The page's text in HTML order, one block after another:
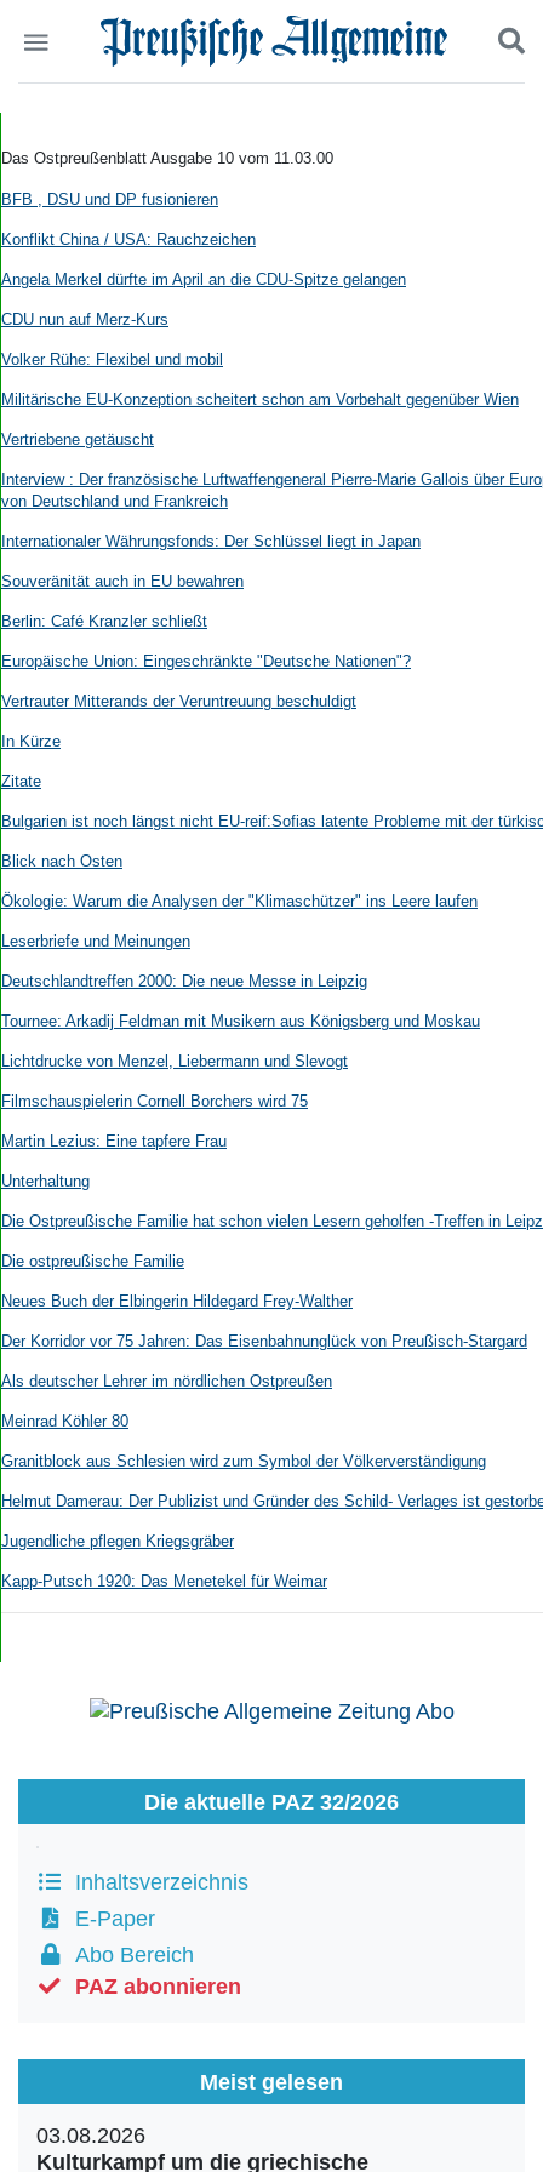
Start
Aktuelle Ausgabe
Abonnenten-Login
Archiv
Kultur
Gesellschaft
Geschichte
Berlin-Brandenburg
Schlesien
Das Ostpreußenblatt Ausgabe 10 vom 11.03.00
BFB , DSU und DP fusionieren
Konflikt China / USA: Rauchzeichen
Angela Merkel dürfte im April an die CDU-Spitze gelangen
CDU nun auf Merz-Kurs
Volker Rühe: Flexibel und mobil
Militärische EU-Konzeption scheitert schon am Vorbehalt gegenüber Wien
Vertriebene getäuscht
Interview : Der französische Luftwaffengeneral Pierre-Marie Gallois über
von Deutschland und Frankreich
Internationaler Währungsfonds: Der Schlüssel liegt in Japan
Souveränität auch in EU bewahren
Berlin: Café Kranzler schließt
Europäische Union: Eingeschränkte "Deutsche Nationen"?
Vertrauter Mitterands der Veruntreuung beschuldigt
In Kürze
Zitate
Bulgarien ist noch längst nicht EU-reif:Sofias latente Probleme mit der
Blick nach Osten
Ökologie: Warum die Analysen der "Klimaschützer" ins Leere laufen
Leserbriefe und Meinungen
Deutschlandtreffen 2000: Die neue Messe in Leipzig
Tournee: Arkadij Feldman mit Musikern aus Königsberg und Moskau
Lichtdrucke von Menzel, Liebermann und Slevogt
Filmschauspielerin Cornell Borchers wird 75
Martin Lezius: Eine tapfere Frau
Unterhaltung
Die Ostpreußische Familie hat schon vielen Lesern geholfen -Treffen in
Die ostpreußische Familie
Neues Buch der Elbingerin Hildegard Frey-Walther
Der Korridor vor 75 Jahren: Das Eisenbahnunglück von Preußisch-Stargard
Als deutscher Lehrer im nördlichen Ostpreußen
Meinrad Köhler 80
Granitblock aus Schlesien wird zum Symbol der Völkerverständigung
Helmut Damerau: Der Publizist und Gründer des Schild- Verlages ist
Jugendliche pflegen Kriegsgräber
Kapp-Putsch 1920: Das Menetekel für Weimar
Die aktuelle PAZ 32/2026
Inhaltsverzeichnis
E-Paper
Abo Bereich
PAZ abonnieren
Meist gelesen
03.08.2026
Kulturkampf um die griechische